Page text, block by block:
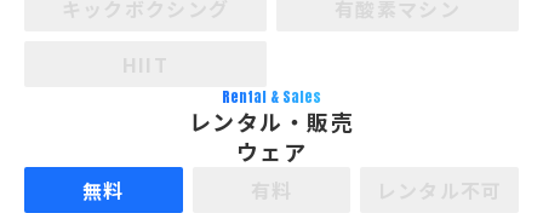
Rental & Sales
レンタル・販売
ウェア
無料